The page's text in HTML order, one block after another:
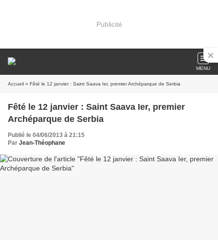
Publicité
MENU
Accueil » Fêté le 12 janvier : Saint Saava Ier, premier Archéparque de Serbia
Fêté le 12 janvier : Saint Saava Ier, premier
Archéparque de Serbia
Publié le 04/06/2013 à 21:15
Par Jean-Théophane